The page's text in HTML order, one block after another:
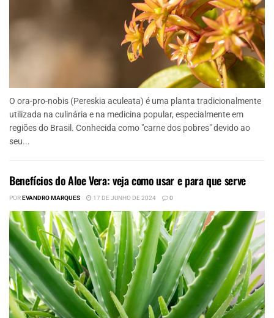
O ora-pro-nobis (Pereskia aculeata) é uma planta tradicionalmente
utilizada na culinária e na medicina popular, especialmente em
regiões do Brasil. Conhecida como "carne dos pobres" devido ao
seu...
Benefícios do Aloe Vera: veja como usar e para que serve
POREVANDRO MARQUES 17 DE JUNHO DE 2024 0